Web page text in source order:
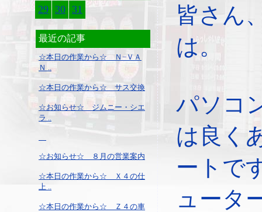
29 30 31
最近の記事
☆本日の作業から☆ Ｎ−ＶＡ
Ｎ ..
☆本日の作業から☆ サス交換
☆お知らせ☆ ジムニー・シエ
ラ ..
☆お知らせ☆ ８月の営業案内
☆本日の作業から☆ Ｘ４の仕
上 ..
☆本日の作業から☆ Ｚ４の車
皆さん
は。
パソコ
は良く
ートで
ュータ